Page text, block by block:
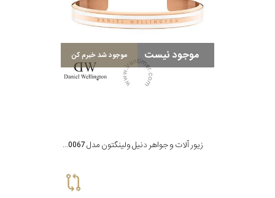
موجود نیست موجود شد خبرم کن
زیور آلات و جواهر دنیل ولینگتون مدل DW00400067